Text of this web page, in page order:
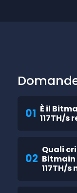
01 È il
117TH/s
02
Quali
Bitmain
117TH/s